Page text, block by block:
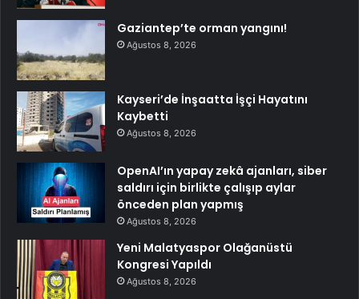
Gaziantep’te orman yangını!
Ağustos 8, 2026
Kayseri’de İnşaatta İşçi Hayatını
Kaybetti
Ağustos 8, 2026
OpenAI’ın yapay zekâ ajanları, siber
saldırı için birlikte çalışıp aylar
önceden plan yapmış
Ağustos 8, 2026
Yeni Malatyaspor Olağanüstü
Kongresi Yapıldı
Ağustos 8, 2026